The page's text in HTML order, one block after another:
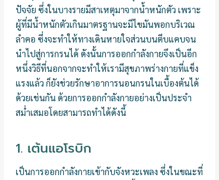
ปัจจัย ซึ่งในบางรายมีสาเหตุมาจากน้ำหนักตัว เพราะ
ผู้ที่มีน้ำหนักตัวเกินมาตรฐานจะมีไขมันพอกบริเวณ
ลำคอ ซึ่งจะทำให้ทางเดินหายใจส่วนบนตีบแคบจน
นำไปสู่การกรนได้ ดังนั้นการออกกำลังกายจึงเป็นอีก
หนึ่งวิธีที่นอกจากจะทำให้เรามีสุขภาพร่างกายที่แข็ง
แรงแล้ว ก็ยังช่วยรักษาอาการนอนกรนในเบื้องต้นได้
ด้วยเช่นกัน ด้วยการออกกำลังกายอย่างเป็นประจำ
สม่ำเสมอโดยสามารถทำได้ดังนี้
1. เต้นแอโรบิก
เป็นการออกกำลังกายเข้ากับจังหวะเพลง ซึ่งในขณะที่